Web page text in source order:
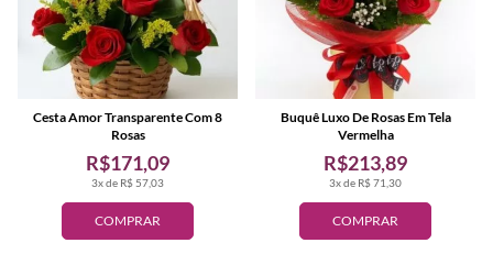
COMPRAR
3x de R$ 57,03
R$171,09
Cesta Amor Transparente Com 8
Rosas
COMPRAR
3x de R$ 71,30
R$213,89
Buquê Luxo De Rosas Em Tela
Vermelha